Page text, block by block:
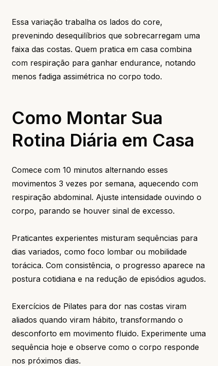
Essa variação trabalha os lados do core,
prevenindo desequilíbrios que sobrecarregam uma
faixa das costas. Quem pratica em casa combina
com respiração para ganhar endurance, notando
menos fadiga assimétrica no corpo todo.
Como Montar Sua
Rotina Diária em Casa
Comece com 10 minutos alternando esses
movimentos 3 vezes por semana, aquecendo com
respiração abdominal. Ajuste intensidade ouvindo o
corpo, parando se houver sinal de excesso.
Praticantes experientes misturam sequências para
dias variados, como foco lombar ou mobilidade
torácica. Com consistência, o progresso aparece na
postura cotidiana e na redução de episódios agudos.
Exercícios de Pilates para dor nas costas viram
aliados quando viram hábito, transformando o
desconforto em movimento fluido. Experimente uma
sequência hoje e observe como o corpo responde
nos próximos dias.